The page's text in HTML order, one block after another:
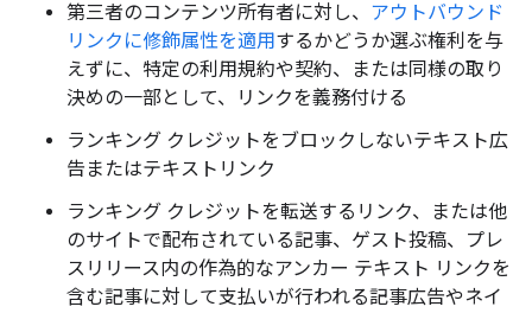
第三者のコンテンツ所有者に対し、 アウトバウンド
リンクに修飾属性を適用するかどうか選ぶ権利を与
えずに、特定の利用規約や契約、または同様の取り
決めの一部として、リンクを義務付ける
ランキング クレジットをブロックしないテキスト広
告またはテキストリンク
ランキング クレジットを転送するリンク、または他
のサイトで配布されている記事、ゲスト投稿、プレ
スリリース内の作為的なアンカー テキスト リンクを
含む記事に対して支払いが行われる記事広告やネイ